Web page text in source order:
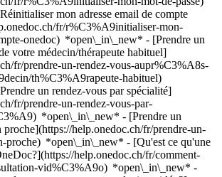
mon adresse email de compte
fr/r%C3%A9initialiser-mon-
onedoc) *open\_in\_new* - [Prendre un
votre médecin/thérapeute habituel]
fr/prendre-un-rendez-vous-aupr%C3%A8s-
th%C3%A9rapeute-habituel)
un rendez-vous par spécialité]
fr/prendre-un-rendez-vous-par-
*open\_in\_new* - [Prendre un
proche](https://help.onedoc.ch/fr/prendre-un-
proche) *open\_in\_new* - [Qu'est ce qu'une
help.onedoc.ch/fr/comment-
vid%C3%A9o) *open\_in\_new* -